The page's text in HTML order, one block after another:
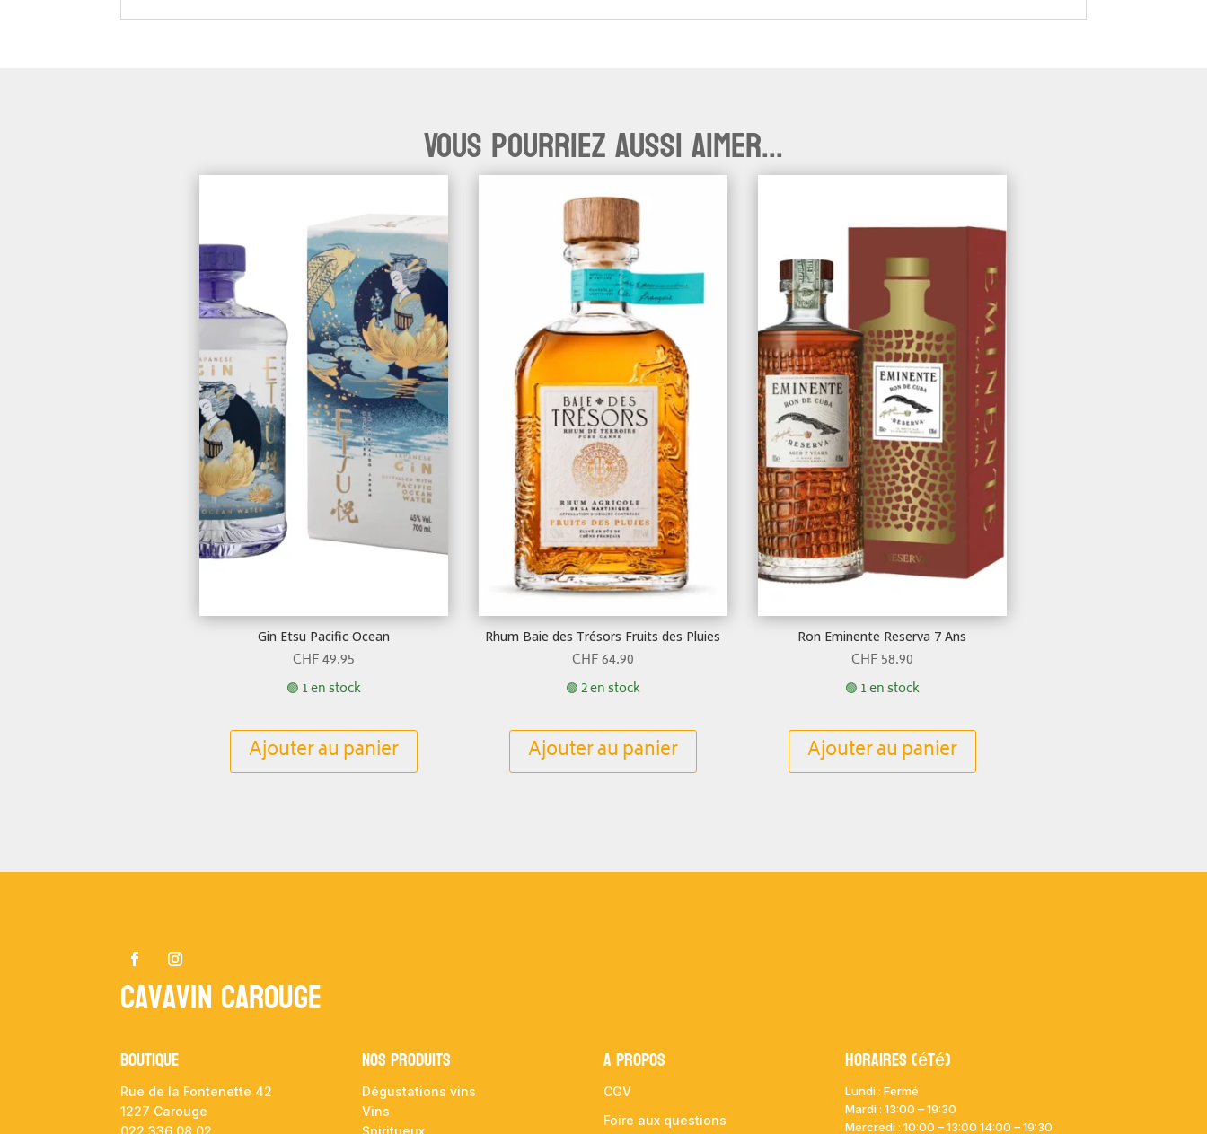
Vous pourriez aussi aimer...
Gin Etsu Pacific Ocean
CHF49.95
🟢 1 en stock
Ajouter au panier
Rhum Baie des Trésors Fruits des Pluies
CHF64.90
🟢 2 en stock
Ajouter au panier
Ron Eminente Reserva 7 Ans
CHF 58.90
🟢 1 en stock
Ajouter au panier
Cavavin Carouge
Boutique
Rue de la Fontenette 42
1227 Carouge
022 336 08 02
NOS PRODUITS
Dégustations vins
Vins
Spiritueux
A propos
CGV
Foire aux questions
Horaires (été)
Lundi : Fermé
Mardi : 13:00 – 19:30
Mercredi : 10:00 – 13:00 14:00 – 19:30